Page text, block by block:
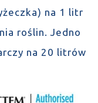
na 1 litr
roślin. Jedno
na 20 litrów